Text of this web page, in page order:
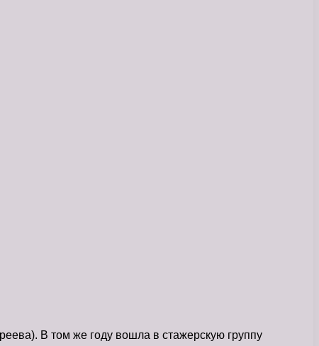
В том же году вошла в стажерскую группу